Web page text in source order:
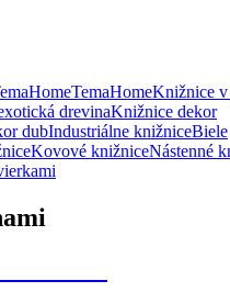
TemaHomeKnižnice
drevinaKnižnice dekor
dubIndustriálne knižniceBiele
Kovové knižniceNástenné